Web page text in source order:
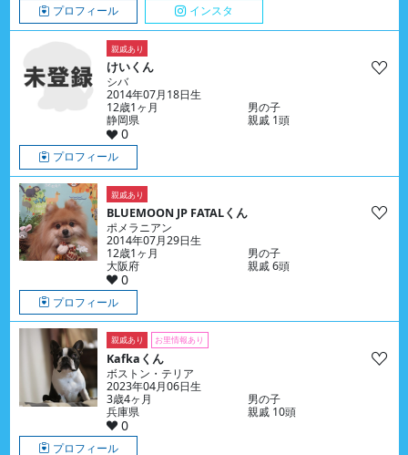
プロフィール インスタ
親戚あり
けいくん
シバ
2014年07月18日生
12歳1ヶ月
男の子
静岡県
親戚 1頭
0
プロフィール
親戚あり
BLUEMOON JP FATALくん
ポメラニアン
2014年07月29日生
12歳1ヶ月
男の子
大阪府
親戚 6頭
0
プロフィール
親戚あり お里情報あり
Kafkaくん
ボストン・テリア
2023年04月06日生
3歳4ヶ月
男の子
兵庫県
親戚 10頭
0
プロフィール